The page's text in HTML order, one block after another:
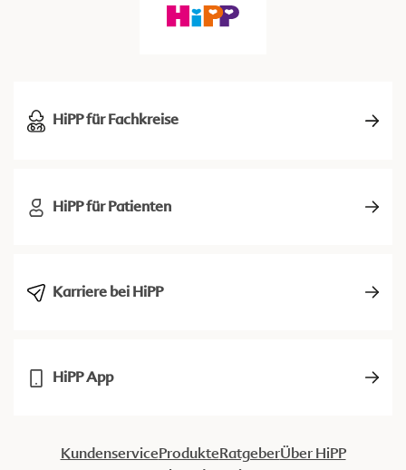
HiPP für Fachkreise
HiPP für Patienten
Karriere bei HiPP
HiPP App
KundenserviceProdukteRatgeberÜber HiPP